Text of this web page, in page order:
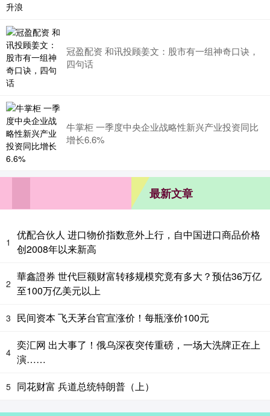
冠盈配资 和讯投顾姜文：股市有一组神奇口诀，
四句话
牛掌柜 一季度中央企业战略性新兴产业投资同比
增长6.6%
最新文章
1
优配合伙人 进口物价指数意外上行，自中国进口商品价格
创2008年以来新高
2
華鑫證券 世代巨额财富转移规模究竟有多大？预估36万亿
至100万亿美元以上
3 民间资本 飞天茅台官宣涨价！每瓶涨价100元
4
奕汇网 出大事了！俄乌深夜突传重磅，一场大洗牌正在上
演……
5 同花财富 兵道总统特朗普（上）